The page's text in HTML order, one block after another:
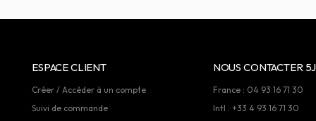
ESPACE CLIENT
Créer / Accèder à un compte
Suivi de commande
NOUS CONTACTER
France : 04 93 16 71 30
Intl : +33 4 93 16 71 30